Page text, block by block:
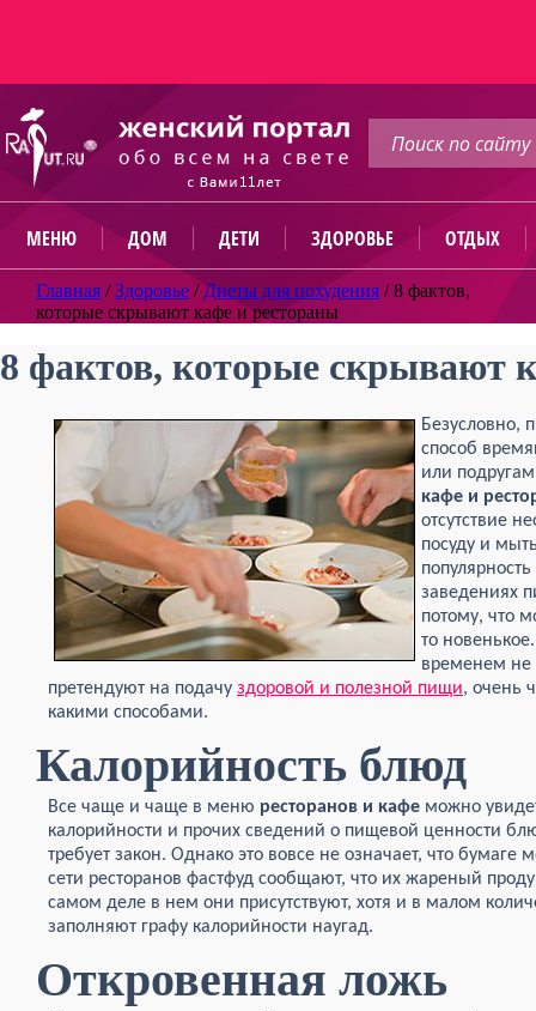
МЕНЮ ДОМ ДЕТИ ЗДОРОВЬЕ ОТДЫХ
Главная /Здоровье / Диеты для похудения /8 фактов,
которые скрывают кафе и рестораны
8 фактов, которые скрывают
Безусловно,
способ
или
кафе и
отсутствие
посуду и
заведениях
потому, что
то
временем не
претендуют на подачу здоровой и полезной пищи, очень
какими способами.
Калорийность блюд
Все чаще и чаще в меню ресторанов и кафе можно
калорийности и прочих сведений о пищевой ценности
требует закон. Однако это вовсе не означает, что бумаге
сети ресторанов фастфуд сообщают, что их жареный
самом деле в нем они присутствуют, хотя и в малом
заполняют графу калорийности наугад.
Откровенная ложь